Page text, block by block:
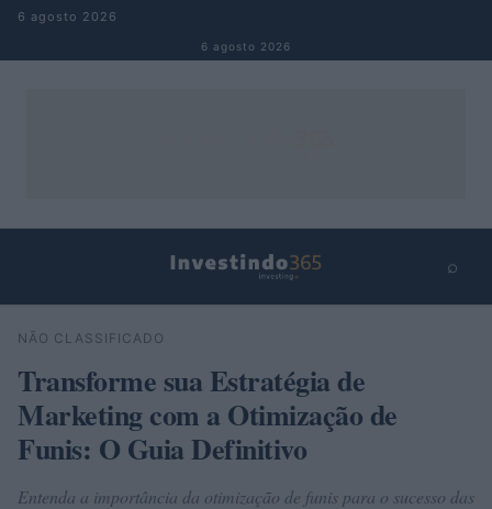
Pular para o conteúdo
6 agosto 2026
6 agosto 2026
⌕
Buscar
NÃO CLASSIFICADO
Transforme sua Estratégia de
Marketing com a Otimização de
Funis: O Guia Definitivo
Entenda a importância da otimização de funis para o sucesso das